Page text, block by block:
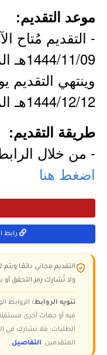
موعد التقديم:
- التقديم مُتاح
وينتهي التقديم
1444/12/12هـ الموافق 2023/06/30م.
طريقة التقديم:
- من خلال
اضغط هنا
رابط
التقديم مجاني دائمًا
ولا تُشارك رمز التحقق أو
تنويه الروابط: الروابط
فيه أو جهات أخرى
الطلبات؛ فلا نشارك في
المتقدمين. التفاصيل